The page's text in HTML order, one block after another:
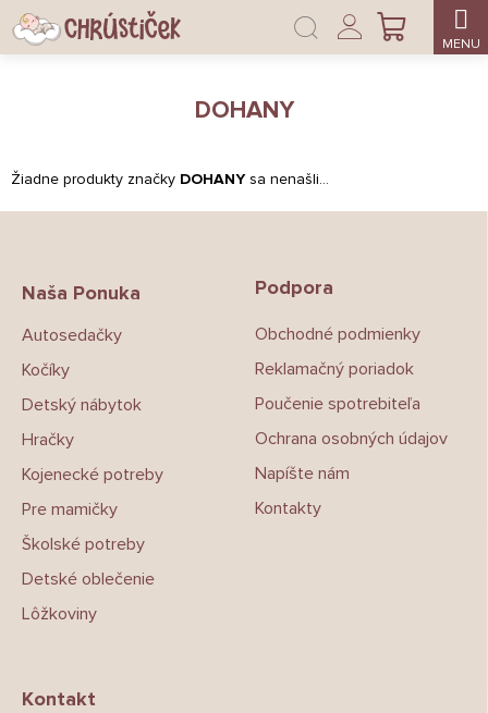
Prejsť
na
obsah
NÁKUPNÝ
Prihlásenie
DOHANY
Žiadne produkty značky DOHANYsa nenašli...
Naša Ponuka
Autosedačky
Kočíky
Detský nábytok
Hračky
Kojenecké potreby
Pre mamičky
Školské potreby
Detské oblečenie
Lôžkoviny
Podpora
Obchodné podmienky
Reklamačný poriadok
Poučenie spotrebiteľa
Ochrana osobných údajov
Napíšte nám
Kontakty
Kontakt